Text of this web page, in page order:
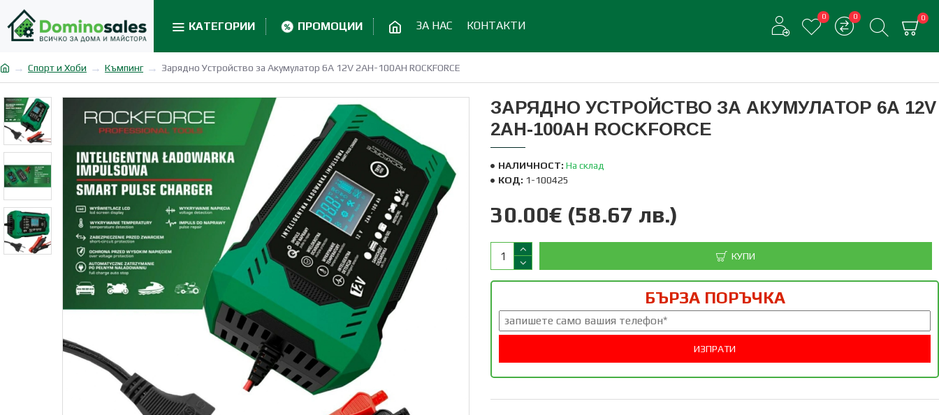
КАТЕГОРИИ ПРОМОЦИИ ЗА НАС КОНТАКТИ
0 0 0
Спорт и Хоби Къмпинг Зарядно Устройство за Акумулатор 6А 12V 2AH-100AH ROCKFORCE
ЗАРЯДНО УСТРОЙСТВО ЗА АКУМУЛАТОР 6А 12V
2AH-100AH ROCKFORCE
НАЛИЧНОСТ: На склад
КОД: 1-100425
30.00€ (58.67 лв.)
КУПИ
БЪРЗА ПОРЪЧКА